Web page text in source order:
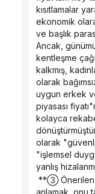
kısıtlamalar
ekonomik
ve başlık
Ancak,
kentleşme
kalkmış,
olarak
uygun erkek
piyasası
kolayca
olarak
"işlemsel
yanlış
anlamak, onu